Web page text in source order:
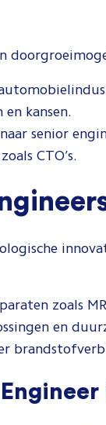
kansen.
senior
CTO’s.
zoals
en